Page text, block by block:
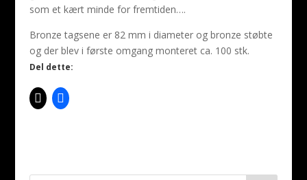
som et kært minde for fremtiden….
Bronze tagsene er 82 mm i diameter og bronze støbte
og der blev i første omgang monteret ca. 100 stk.
Del dette: